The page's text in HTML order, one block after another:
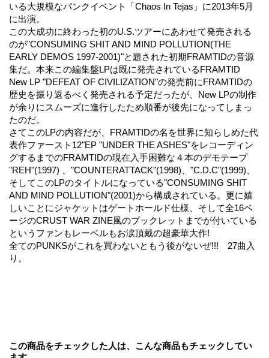
いる大規模なパンクイベント「Chaos In Tejas」に2013年5月
に出演。
この大成功に終わった初のU.S.ツアーにあわせて発売される
のが"CONSUMING SHIT AND MIND POLLUTION(THE
EARLY DEMOS 1997-2001)"と題された初期FRAMTIDの音源
集だ。本来この編集盤LPは既に発売されているFRAMTID
New LP "DEFEAT OF CIVILIZATION"の発売前にFRAMTIDの
歴史を振り返るべく発売される予定だったが、New LPの制作
が余りにスムーズに進行したため順番が後先になってしまっ
たのだ。
さてこのLPの内容だが、FRAMTIDの名を世界に知らしめた代
表作ファースト12"EP "UNDER THE ASHES"をレコーディン
グするまでのFRAMTIDの現在入手困難な４本のデモテープ
"REH"(1997) 、"COUNTERATTACK"(1998)、"C.D.C"(1999)、
そしてこのLPのタイトルになっている"CONSUMING SHIT
AND MIND POLLUTION"(2001)から構成されている。更に嬉
しいことにジャケットはゲートホールド仕様、そして全16ペ
ージのCRUST WAR ZINE風のブックレットまでが付いている
というファンもレーベルもお涙頂戴の超豪華大作!
全てのPUNKSがこれを買わないともう後がないぜ!!! 27曲入
り。
この商品をチェックした人は、こんな商品もチェックしてい